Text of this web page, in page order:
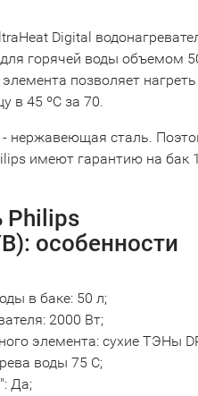
Digital
горячей воды объемом
позволяет нагреть
в 45 ºС за 70.
- нержавеющая сталь.
имеют гарантию на бак
Philips
особенности
в баке: 50 л;
2000 Вт;
элемента: сухие ТЭНы
воды 75 С;
Да;